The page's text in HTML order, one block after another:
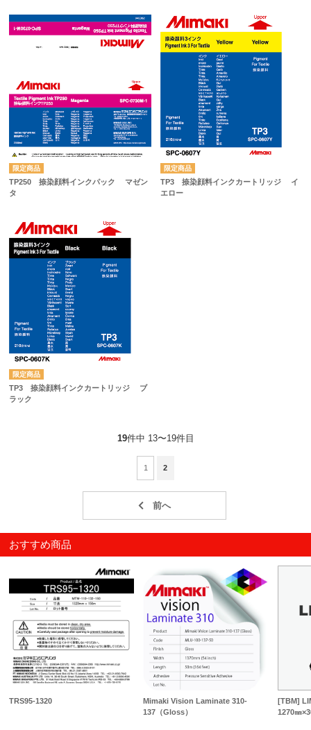
TP250 捺染顔料インクパック マゼン
タ
TP3 捺染顔料インクカートリッジ イ
エロー
TP3 捺染顔料インクカートリッジ ブ
ラック
19件中 13〜19件目
1 2
おすすめ商品
TRS95-1320
Mimaki Vision Laminate 310-
137（Gloss）
[TBM]
1270㎜